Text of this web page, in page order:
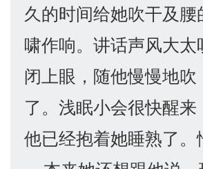
久的时间给她吹干及
啸作响。讲话声风大
闭上眼，随他慢慢地吹
了。浅眠小会很快醒
他已经抱着她睡熟了。